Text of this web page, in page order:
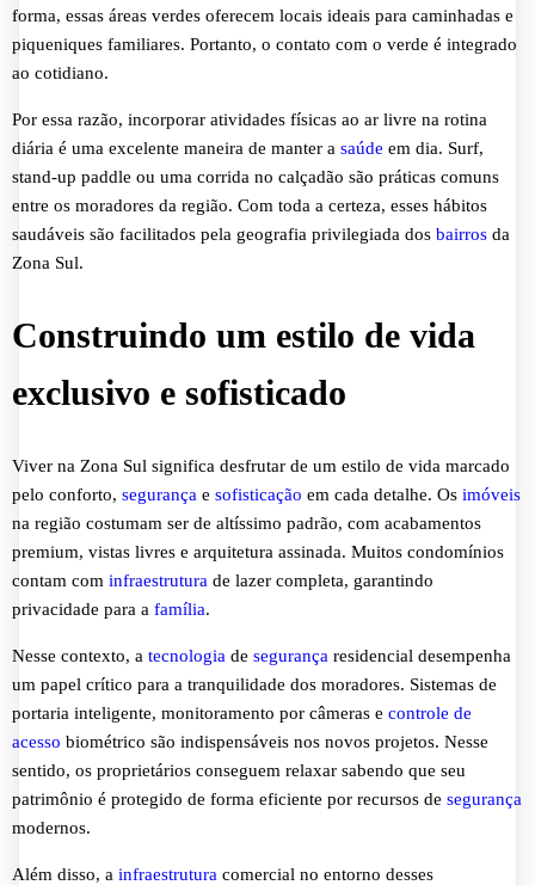
forma, essas áreas verdes oferecem locais ideais para caminhadas e
piqueniques familiares. Portanto, o contato com o verde é integrado
ao cotidiano.
Por essa razão, incorporar atividades físicas ao ar livre na rotina
diária é uma excelente maneira de manter a saúde em dia. Surf,
stand-up paddle ou uma corrida no calçadão são práticas comuns
entre os moradores da região. Com toda a certeza, esses hábitos
saudáveis são facilitados pela geografia privilegiada dos bairros da
Zona Sul.
Construindo um estilo de vida
exclusivo e sofisticado
Viver na Zona Sul significa desfrutar de um estilo de vida marcado
pelo conforto, segurança e sofisticação em cada detalhe. Os imóveis
na região costumam ser de altíssimo padrão, com acabamentos
premium, vistas livres e arquitetura assinada. Muitos condomínios
contam com infraestrutura de lazer completa, garantindo
privacidade para a família.
Nesse contexto, a tecnologia de segurança residencial desempenha
um papel crítico para a tranquilidade dos moradores. Sistemas de
portaria inteligente, monitoramento por câmeras e controle de
acesso biométrico são indispensáveis nos novos projetos. Nesse
sentido, os proprietários conseguem relaxar sabendo que seu
patrimônio é protegido de forma eficiente por recursos de segurança
modernos.
Além disso, a infraestrutura comercial no entorno desses